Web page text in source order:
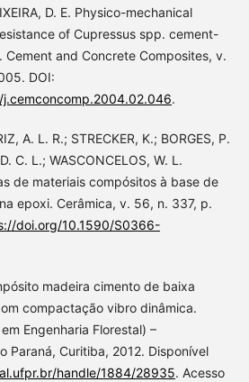
D. E. Physico-mechanical
of Cupressus spp. cement-
and Concrete Composites, v.
DOI:
.
A. L. R.; STRECKER, K.; BORGES, P.
C. L.; WASCONCELOS, W. L.
de materiais compósitos à base de
epoxi. Cerâmica, v. 56, n. 337, p.
doi.org/10.1590/S0366-
madeira cimento de baixa
compactação vibro dinâmica.
Engenharia Florestal) –
Paraná, Curitiba, 2012. Disponível
handle/1884/28935. Acesso